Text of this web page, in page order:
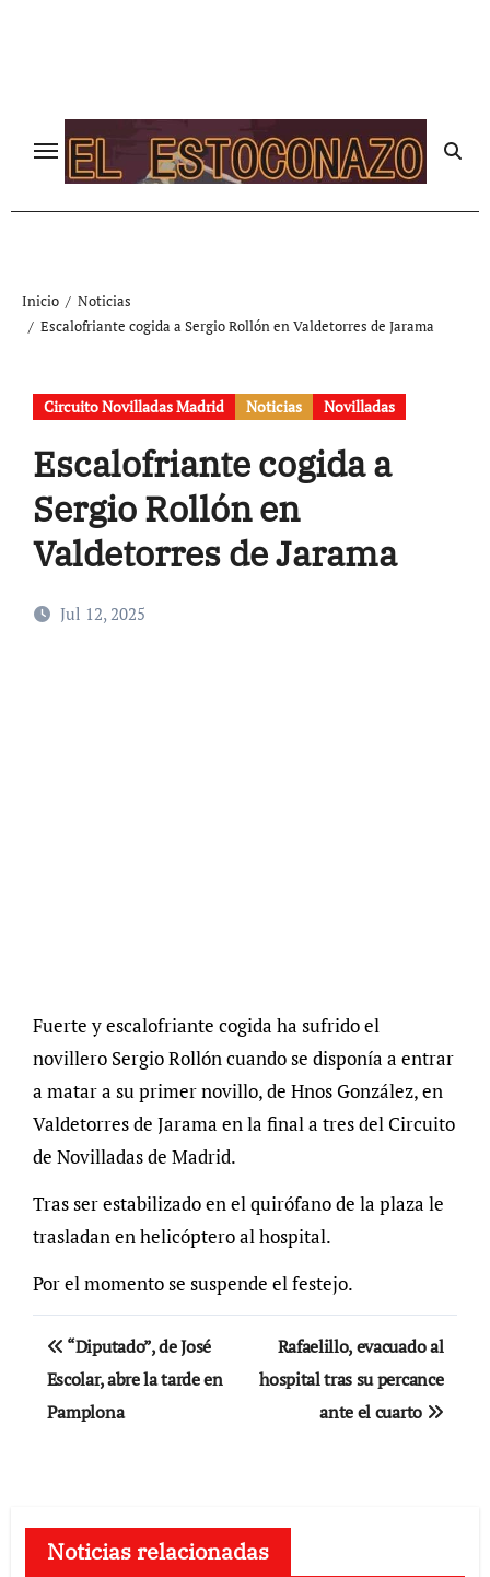
Inicio
Noticias
Escalofriante cogida a Sergio Rollón en Valdetorres de Jarama
Circuito Novilladas Madrid Noticias Novilladas
Escalofriante cogida a
Sergio Rollón en
Valdetorres de Jarama
Jul 12, 2025
Fuerte y escalofriante cogida ha sufrido el
novillero Sergio Rollón cuando se disponía a entrar
a matar a su primer novillo, de Hnos González, en
Valdetorres de Jarama en la final a tres del Circuito
de Novilladas de Madrid.
Tras ser estabilizado en el quirófano de la plaza le
trasladan en helicóptero al hospital.
Por el momento se suspende el festejo.
Navegación
de
entradas
“Diputado”, de José
Escolar, abre la tarde en
Pamplona
Rafaelillo, evacuado al
hospital tras su percance
ante el cuarto
Noticias relacionadas